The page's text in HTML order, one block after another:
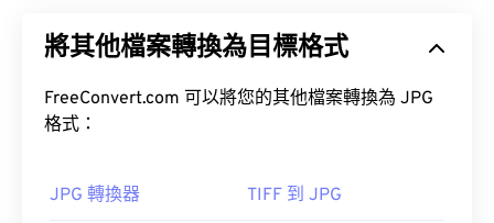
開啟 RW2 的預設程式是松下公司的
(Windows) 和 macOS 系統上，請使用 Adobe 產品，
例如 Photoshop
跨平台且免費的。
廣泛使用，是因為它具有極高的壓縮率。因此，JPG
上使用。
將其他檔案轉換為目標格式
FreeConvert.com 可以將您的其他檔案轉換為 JPG
格式：
JPG 轉換器 TIFF 到 JPG